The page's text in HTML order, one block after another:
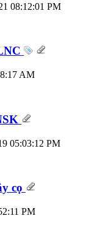
08:12:01 PM
AM
05:03:12 PM
cọ
PM